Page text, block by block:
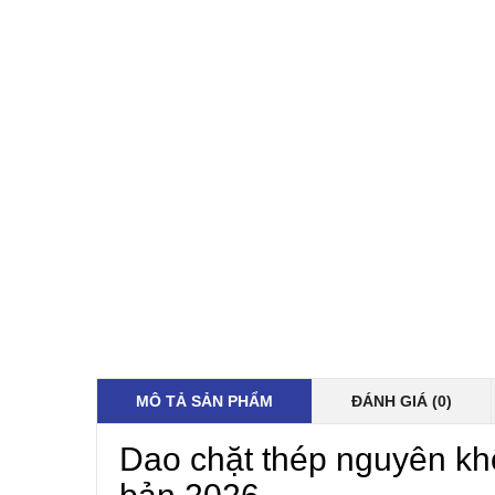
MÔ TẢ SẢN PHẨM ĐÁNH GIÁ (0)
Dao chặt thép nguyên